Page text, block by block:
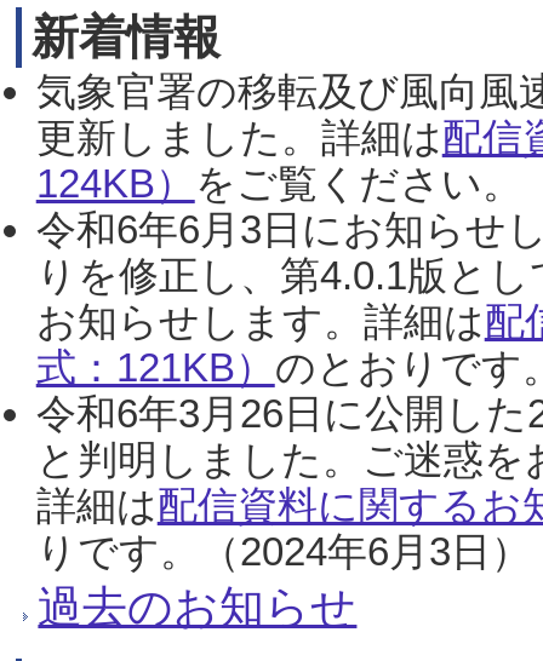
新着情報
気象官署の移転及び風向風
更新しました。詳細は配信
124KB） をご覧ください。
令和6年6月3日にお知らせ
りを修正し、第4.0.1版と
お知らせします。詳細は配
式：121KB） のとおりです
令和6年3月26日に公開し
と判明しました。ご迷惑
詳細は配信資料に関するお
りです。（2024年6月3日）
過去のお知らせ